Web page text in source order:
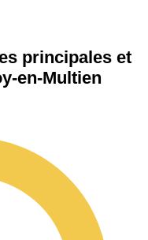
principales et
en-Multien